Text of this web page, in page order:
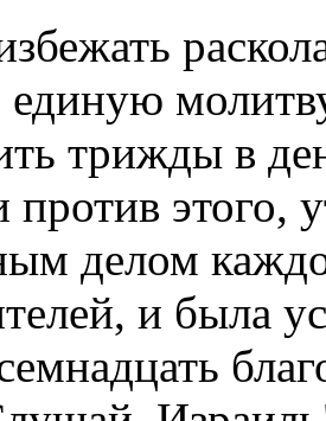
единую
трижды в
против этого,
делом
и была